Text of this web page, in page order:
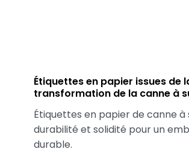
Étiquettes en papier issues de
transformation de la canne à
Étiquettes en papier de canne à
durabilité et solidité pour un
durable.